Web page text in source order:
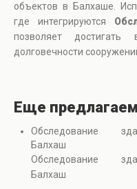
объектов в Балхаше.
где интегрируются
позволяет
долговечности
Еще предлагаем
Обследование
Балхаш
Обследование
Балхаш